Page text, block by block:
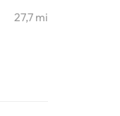
27,7 mi